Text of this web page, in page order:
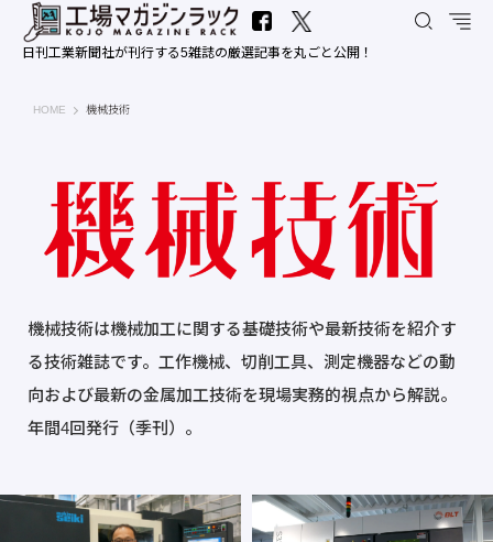
日刊工業新聞社が刊行する5雑誌の厳選記事を丸ごと公開！
HOME 工場マガジンラック｜日刊工業新聞社
機械技術
機械技術は機械加工に関する基礎技術や最新技術を紹介す
る技術雑誌です。工作機械、切削工具、測定機器などの動
向および最新の金属加工技術を現場実務的視点から解説。
年間4回発行（季刊）。